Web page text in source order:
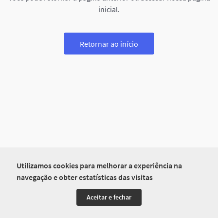
Utilizamos cookies para melhorar a experiência na
navegação e obter estatísticas das visitas
Aceitar e fechar
inicial.
Retornar ao início